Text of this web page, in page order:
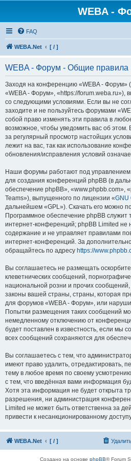
WEBA -
FAQ
WEBA.Net [ / ]
WEBA - Форум - Общие правила
Заходя на конференцию «WEBA -
«WEBA - Форум», «https://forum.weba.ru»),
со следующими условиями. Если вы не
заходите и не пользуйтесь форумами
собой право изменять эти правила в
возможное, чтобы уведомить вас об этом.
за регулярный просмотр настойщих
лежит на вас, так как использование
обновления/исправления условий
Наши форумы работают под управлением
для создания конференций phpBB (в
обеспечение phpBB», «www.phpbb.com»,
Teams»), выпущенного по лицензии «GNU
дальнейшем «GPL»). Скачать его можно
Программное обеспечение phpBB служит
интернет-конференций; phpBB Limited не
содержание и не управляет правилами
интернет-конференций. За
обращайтесь по адресу https://
Вы соглашаетесь не размещать
клеветнических сообщений,
национальной розни и прочих
законы вашей страны, страны, которая
для форумов «WEBA - Форум», или
Попытки размещения таких сообщений
немедленному отключению от
будет поставлен в известность, если мы
всех сообщений сохраняются для
Вы соглашаетесь с тем, что
имеют право удалить, отредактировать,
тему в любое время по своему
с тем, что введённая вами информация
Хотя эта информация не будет открыта
разрешения, ни администрация
Limited не может быть ответственна за
привести к несанкционированному
WEBA.Net [ / ]
Создано на основе phpBB® Forum